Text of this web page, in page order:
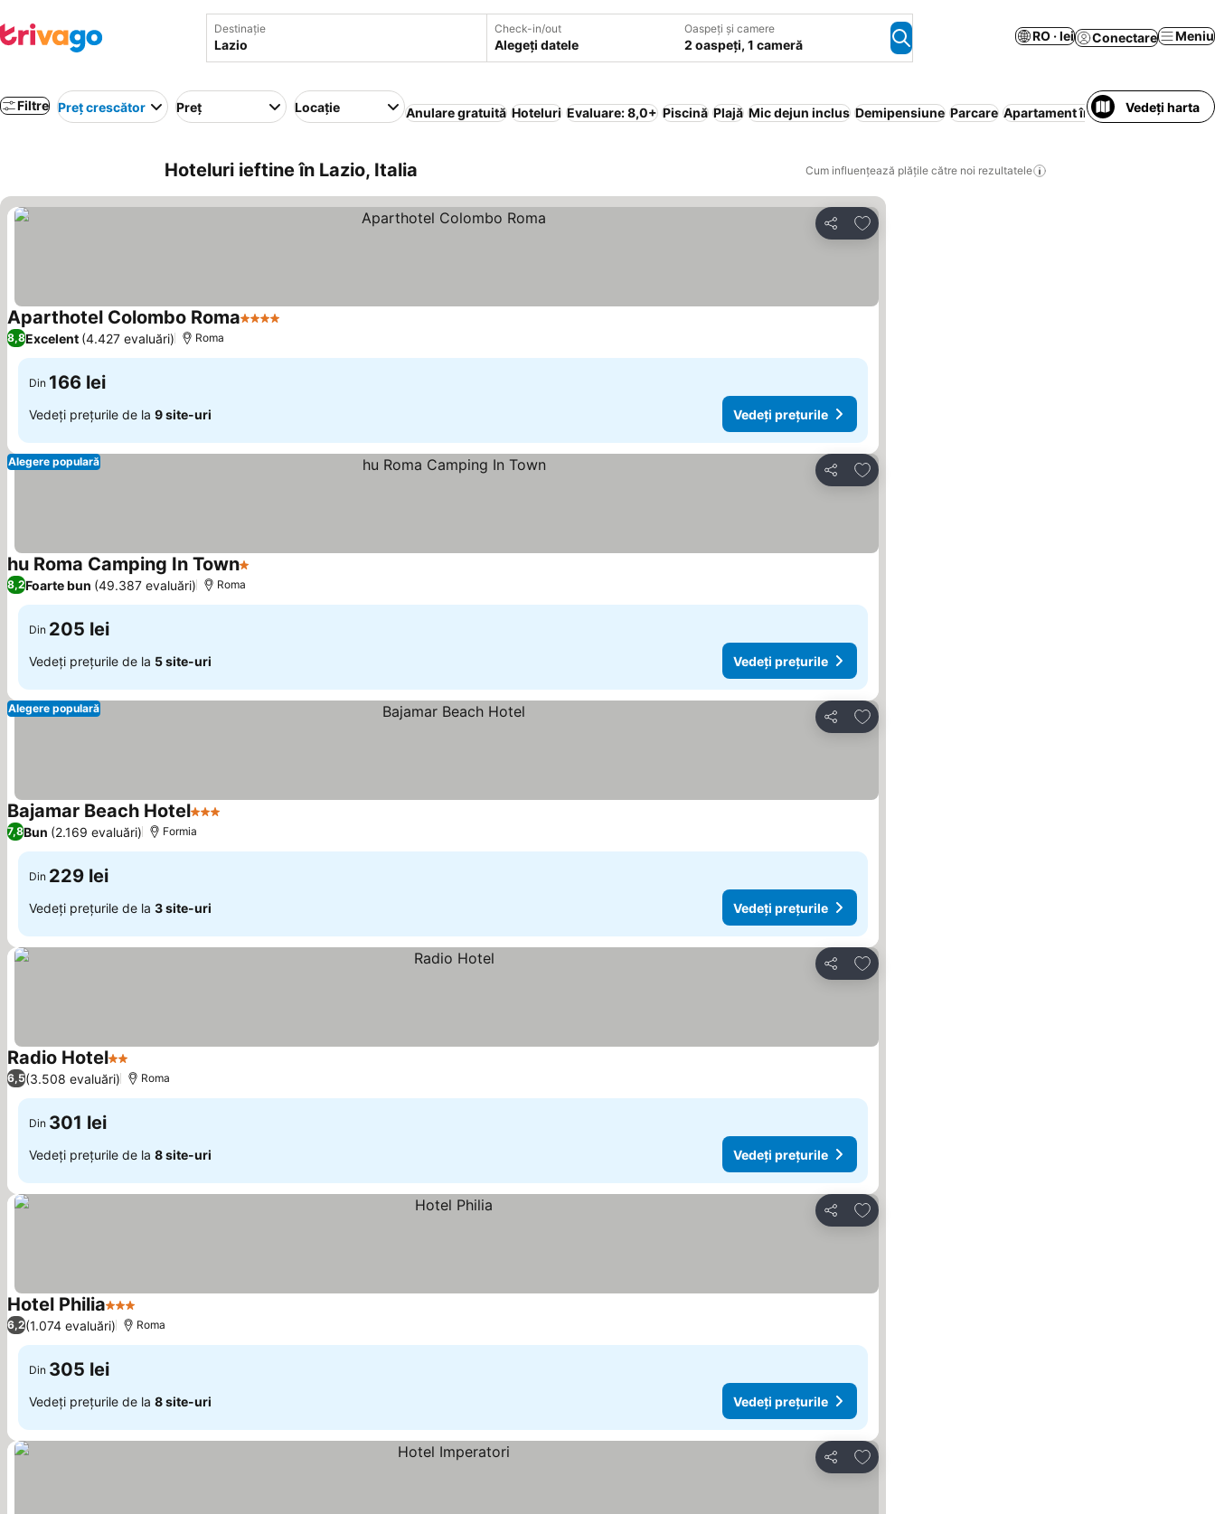
Destinație Check-in/out
Alegeți datele
Oaspeți și camere
2 oaspeți, 1 cameră
RO · lei Conectare Meniu
Filtre Preț crescător Preț Locație Anulare gratuită Hoteluri Evaluare: 8,0+ Piscină Plajă Mic dejun inclus Demipensiune Parcare Apartament în regim hotelier
Vedeți harta
Hoteluri ieftine în Lazio, Italia Cum influențează plățile către noi rezultatele
Distribuiți
Adăugaţi la favorite
Aparthotel Colombo Roma4 Stele
8,8Excelent (4.427 evaluări) Roma
Din 166 lei
Vedeți prețurile de la 9 site-uri Vedeți prețurile
Distribuiți
Adăugaţi la favorite
Alegere populară
hu Roma Camping In Town1 Stele
8,2Foarte bun (49.387 evaluări) Roma
Din 205 lei
Vedeți prețurile de la 5 site-uri Vedeți prețurile
Distribuiți
Adăugaţi la favorite
Alegere populară
Bajamar Beach Hotel3 Stele
7,8Bun (2.169 evaluări) Formia
Din 229 lei
Vedeți prețurile de la 3 site-uri Vedeți prețurile
Distribuiți
Adăugaţi la favorite
Radio Hotel2 Stele
6,5(3.508 evaluări) Roma
Din 301 lei
Vedeți prețurile de la 8 site-uri Vedeți prețurile
Distribuiți
Adăugaţi la favorite
Hotel Philia3 Stele
6,2(1.074 evaluări) Roma
Din 305 lei
Vedeți prețurile de la 8 site-uri Vedeți prețurile
Distribuiți
Adăugaţi la favorite